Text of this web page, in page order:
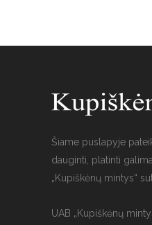
Šiame puslapyje
dauginti, platinti
„Kupiškėnų mintys“
UAB „Kupiškėnų